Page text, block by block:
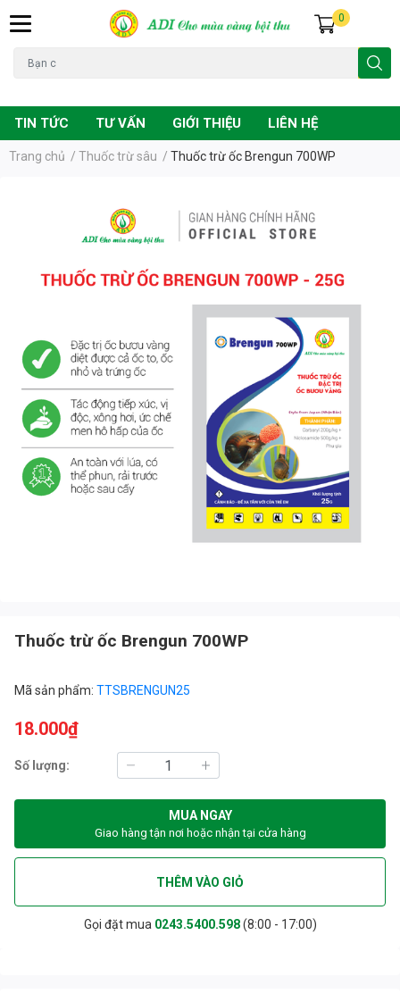
0
TIN TỨC TƯ VẤN GIỚI THIỆU LIÊN HỆ
Trang chủ / Thuốc trừ sâu / Thuốc trừ ốc Brengun 700WP
Thuốc trừ ốc Brengun 700WP
Mã sản phẩm: TTSBRENGUN25
18.000₫
Số lượng:
MUA NGAY
Giao hàng tận nơi hoặc nhận tại cửa hàng
THÊM VÀO GIỎ
Gọi đặt mua 0243.5400.598(8:00 - 17:00)